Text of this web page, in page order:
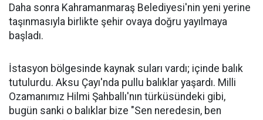
Daha sonra Kahramanmaraş Belediyesi'nin yeni yerine
taşınmasıyla birlikte şehir ovaya doğru yayılmaya
başladı.
İstasyon bölgesinde kaynak suları vardı; içinde balık
tutulurdu. Aksu Çayı'nda pullu balıklar yaşardı. Milli
Ozamanımız Hilmi Şahballı'nın türküsündeki gibi,
bugün sanki o balıklar bize "Sen neredesin, ben